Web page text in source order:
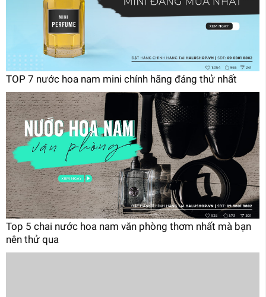
TOP 7 nước hoa nam mini chính hãng đáng thử nhất
Top 5 chai nước hoa nam văn phòng thơm nhất mà bạn
nên thử qua